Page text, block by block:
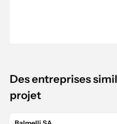
Des entreprises
projet